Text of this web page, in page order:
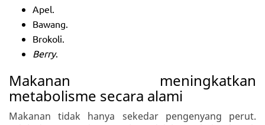
Apel.
Bawang.
Brokoli.
Berry.
Makanan meningkatkan
metabolisme secara alami
Makanan tidak hanya sekedar pengenyang perut.